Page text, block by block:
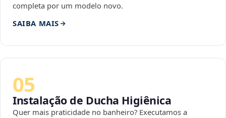
completa por um modelo novo.
SAIBA MAIS
05
Instalação de Ducha Higiênica
Quer mais praticidade no banheiro? Executamos a